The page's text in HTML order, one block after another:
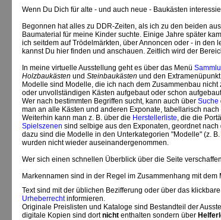
Wenn Du Dich für alte - und auch neue - Baukästen
Begonnen hat alles zu DDR-Zeiten, als ich zu den beiden
Baumaterial für meine Kinder suchte. Einige Jahre später
ich seitdem auf Trödelmärkten, über Annoncen oder - in
kannst Du hier finden und anschauen. Zeitlich wird der
In meine virtuelle Ausstellung geht es über das Menü
Holzbaukästen und Steinbaukästen und den Extramenüpunkt
Modelle sind Modelle, die ich nach dem Zusammenbau
oder unvollständigen Kästen aufgebaut oder schon
Wer nach bestimmten Begriffen sucht, kann auch über Suche
man an alle Kästen und anderen Exponate, tabellarisch
Weiterhin kann man z. B. über die Herstellerliste, die die
Spielszenen sind selbige aus den Exponaten, geordnet
dazu sind die Modelle in den Unterkategorien "Modelle" (z. B.
wurden nicht wieder auseinandergenommen.
Wer sich einen schnellen Überblick über die Seite
Markennamen sind in der Regel im Zusammenhang mit
Text sind mit der üblichen Bezifferung oder über das klickbare
Urheberrechtinformieren.
Originale Preislisten und Kataloge sind Bestandteil der
digitale Kopien sind dortnicht enthalten sondern über